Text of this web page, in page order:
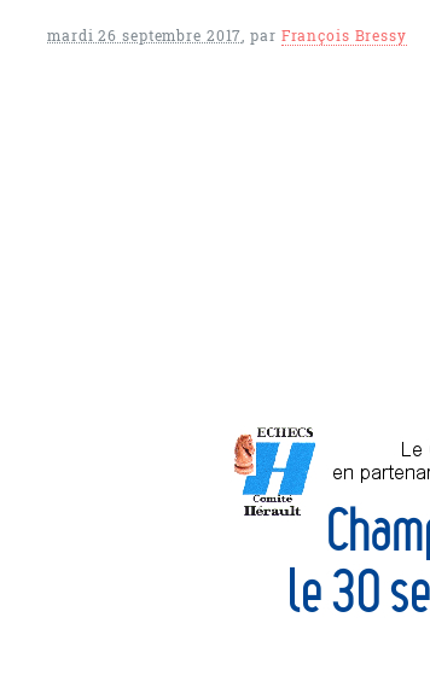
mardi 26 septembre 2017 ,par François Bressy